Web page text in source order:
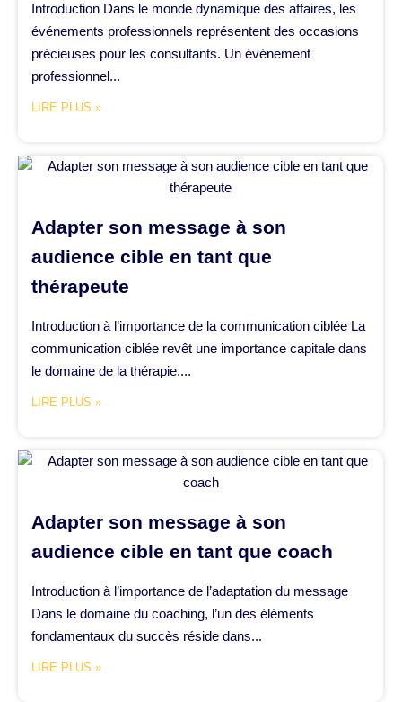
Introduction Dans le monde dynamique des affaires, les
événements professionnels représentent des occasions
précieuses pour les consultants. Un événement
professionnel...
LIRE PLUS »
Adapter son message à son
audience cible en tant que
thérapeute
Introduction à l’importance de la communication ciblée La
communication ciblée revêt une importance capitale dans
le domaine de la thérapie....
LIRE PLUS »
Adapter son message à son
audience cible en tant que coach
Introduction à l’importance de l’adaptation du message
Dans le domaine du coaching, l’un des éléments
fondamentaux du succès réside dans...
LIRE PLUS »